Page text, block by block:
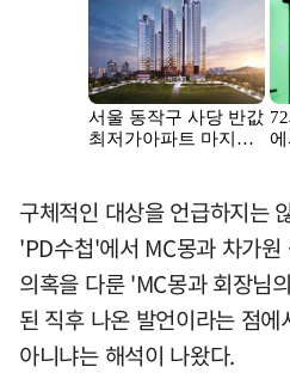
구체적인 대상을 언급하지는
'PD수첩'에서 MC몽과 차가
의혹을 다룬 'MC몽과 회장님
된 직후 나온 발언이라는 점
아니냐는 해석이 나왔다.